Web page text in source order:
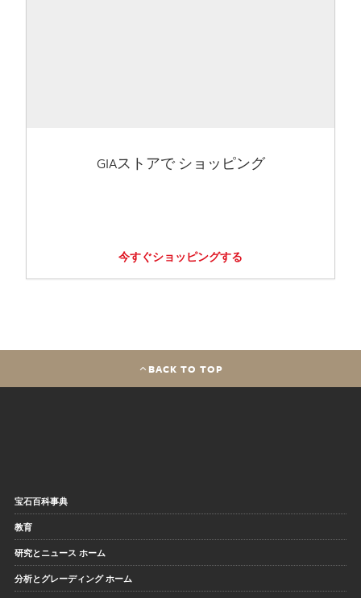
GIAストアで ショッピング
今すぐショッピングする
BACK TO TOP
宝石百科事典
教育
研究とニュース ホーム
分析とグレーディング ホーム